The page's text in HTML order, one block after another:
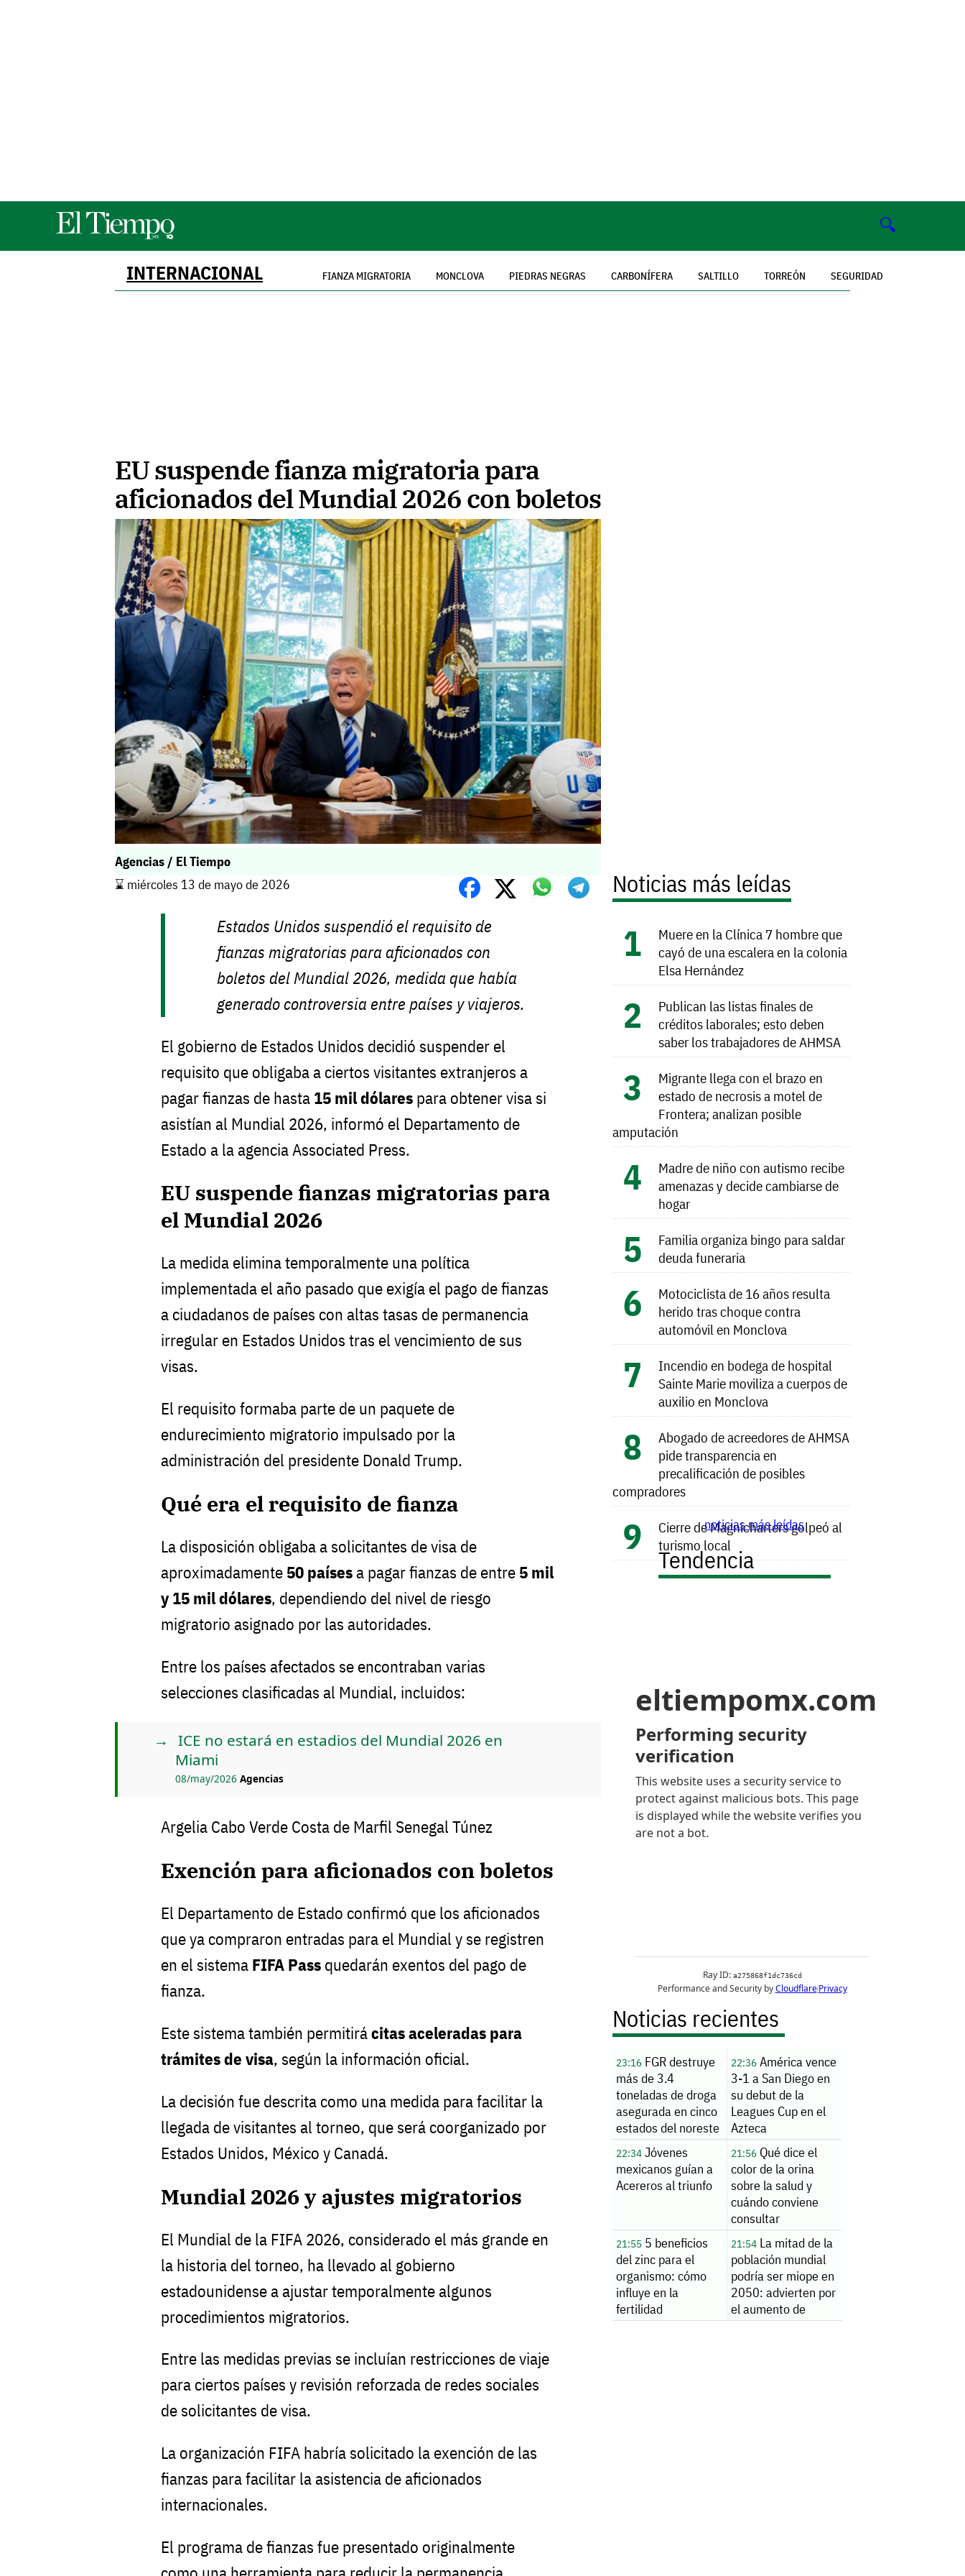
🔍
INTERNACIONAL FIANZA MIGRATORIA MONCLOVA PIEDRAS NEGRAS CARBONÍFERA SALTILLO TORREÓN SEGURIDAD
EU suspende fianza migratoria para
aficionados del Mundial 2026 con boletos
Agencias / El Tiempo
⌛️ miércoles 13 de mayo de 2026
Estados Unidos suspendió el requisito de
fianzas migratorias para aficionados con
boletos del Mundial 2026, medida que había
generado controversia entre países y viajeros.
El gobierno de Estados Unidos decidió suspender el
requisito que obligaba a ciertos visitantes extranjeros a
pagar fianzas de hasta 15 mil dólares para obtener visa si
asistían al Mundial 2026, informó el Departamento de
Estado a la agencia Associated Press.
EU suspende fianzas migratorias para
el Mundial 2026
La medida elimina temporalmente una política
implementada el año pasado que exigía el pago de fianzas
a ciudadanos de países con altas tasas de permanencia
irregular en Estados Unidos tras el vencimiento de sus
visas.
El requisito formaba parte de un paquete de
endurecimiento migratorio impulsado por la
administración del presidente Donald Trump.
Qué era el requisito de fianza
La disposición obligaba a solicitantes de visa de
aproximadamente 50 países a pagar fianzas de entre 5 mil
y 15 mil dólares, dependiendo del nivel de riesgo
migratorio asignado por las autoridades.
Entre los países afectados se encontraban varias
selecciones clasificadas al Mundial, incluidos:
ICE no estará en estadios del Mundial 2026 en
Miami
08/may/2026 Agencias
Argelia Cabo Verde Costa de Marfil Senegal Túnez
Exención para aficionados con boletos
El Departamento de Estado confirmó que los aficionados
que ya compraron entradas para el Mundial y se registren
en el sistema FIFA Pass quedarán exentos del pago de
fianza.
Este sistema también permitirácitas aceleradas para
trámites de visa, según la información oficial.
La decisión fue descrita como una medida para facilitar la
llegada de visitantes al torneo, que será coorganizado por
Estados Unidos, México y Canadá.
Mundial 2026 y ajustes migratorios
El Mundial de la FIFA 2026, considerado el más grande en
la historia del torneo, ha llevado al gobierno
estadounidense a ajustar temporalmente algunos
procedimientos migratorios.
Entre las medidas previas se incluían restricciones de viaje
para ciertos países y revisión reforzada de redes sociales
de solicitantes de visa.
La organización FIFA habría solicitado la exención de las
fianzas para facilitar la asistencia de aficionados
internacionales.
El programa de fianzas fue presentado originalmente
Noticias más leídas
Muere en la Clínica 7 hombre que
cayó de una escalera en la colonia
Elsa Hernández
Publican las listas finales de
créditos laborales; esto deben
saber los trabajadores de AHMSA
Migrante llega con el brazo en
estado de necrosis a motel de
Frontera; analizan posible
amputación
Madre de niño con autismo recibe
amenazas y decide cambiarse de
hogar
Familia organiza bingo para saldar
deuda funeraria
Motociclista de 16 años resulta
herido tras choque contra
automóvil en Monclova
Incendio en bodega de hospital
Sainte Marie moviliza a cuerpos de
auxilio en Monclova
Abogado de acreedores de AHMSA
pide transparencia en
precalificación de posibles
compradores
Cierre de Magnicharters golpeó al
turismo local
noticias más leídas
Tendencia
Noticias recientes
23:16 FGR destruye
más de 3.4
toneladas de droga
asegurada en cinco
estados del noreste
22:36América vence
3-1 a San Diego en
su debut de la
Leagues Cup en el
Azteca
22:34 Jóvenes
mexicanos guían a
Acereros al triunfo
21:56Qué dice el
color de la orina
sobre la salud y
cuándo conviene
consultar
21:55 5 beneficios
del zinc para el
organismo: cómo
influye en la
fertilidad
21:54La mitad de la
población mundial
podría ser miope en
2050: advierten por
el aumento de
casos